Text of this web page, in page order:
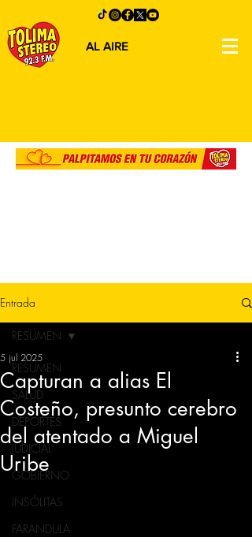
AL AIRE
Entrada
RESUMEN
SALUD
DEPORTES
JUDICIAL
GOBIERNO
INSÓLITAS
FARANDULA
RESUMEN
Capturan a alias El
Costeño, presunto cerebro
del atentado a Miguel
Uribe
5 jul 2025